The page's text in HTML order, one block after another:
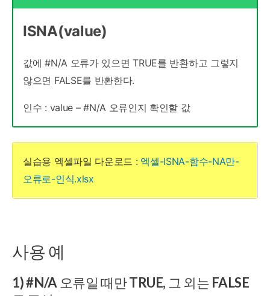
ISNA(value)
값에 #N/A 오류가 있으면 TRUE를 반환하고 그렇지
않으면 FALSE를 반환한다.
인수 : value – #N/A 오류인지 확인할 값
실습용 엑셀파일 다운로드 : 엑셀-ISNA-함수-NA만-
오류로-인식.xlsx
사용 예
1) #N/A 오류일 때만 TRUE, 그 외는 FALSE